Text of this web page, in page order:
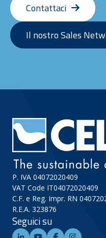
Contattaci
Il nostro Sales
P. IVA 04072020409
VAT Code IT04072020409
C.F. e Reg. Impr. RN
R.E.A. 323876
Seguici su